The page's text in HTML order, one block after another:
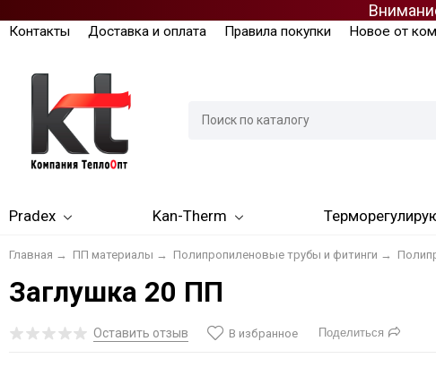
Контакты Доставка и оплата Правила покупки Новое от
Pradex Kan-Therm
Главная → ПП материалы → Полипропиленовые трубы и фитинги →
Заглушка 20 ПП
Оставить отзыв В избранное Поделиться